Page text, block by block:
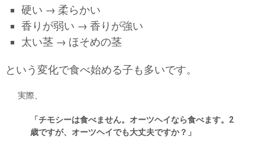
硬い → 柔らかい
香りが弱い → 香りが強い
太い茎 → ほそめの茎
という変化で食べ始める子も多いです。
実際、
「チモシーは食べません。オーツヘイなら食べます。2
歳ですが、オーツヘイでも大丈夫ですか？」